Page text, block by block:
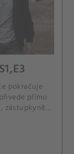
pokračuje
přímo
zástupkyně
kterého